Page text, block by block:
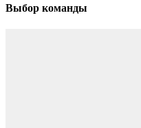
Выбор команды